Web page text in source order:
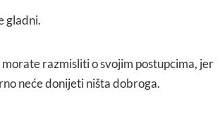
gladni.
razmisliti o svojim postupcima, jer
neće donijeti ništa dobroga.